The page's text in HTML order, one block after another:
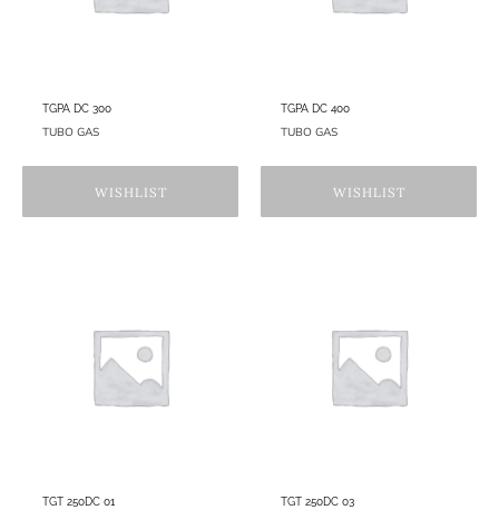
TGPA DC 300
TUBO GAS
WISHLIST
TGPA DC 400
TUBO GAS
WISHLIST
TGT 250DC 01 TGT 250DC 03